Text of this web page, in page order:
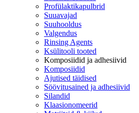
Profülaktikapulbrid
Suuavajad
Suuhooldus
Valgendus
Rinsing Agents
Ksülitooli tooted
Komposiidid ja adhesiivid
Komposiidid
Ajutised täidised
Söövitusained ja adhesiivid
Silandid
Klaasionomeerid